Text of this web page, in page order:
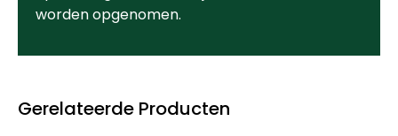
Gerelateerde Producten
worden opgenomen.